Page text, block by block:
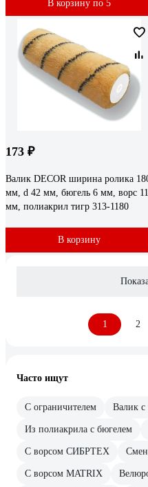
В корзину по 5
173 ₽
Валик DECOR ширина ролика
мм, d 42 мм, бюгель 6 мм, ворс 11
мм, полиакрил тигр 313-1180
В корзину
1 2
Часто ищут
С ограничителем Валик с
Из полиакрила с бюгелем
С ворсом СИБРТЕХ
С ворсом MATRIX